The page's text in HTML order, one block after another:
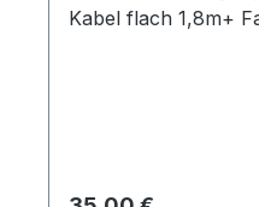
Kabel flach 1,8m+